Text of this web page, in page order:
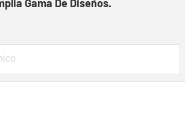
Gama De Diseños.